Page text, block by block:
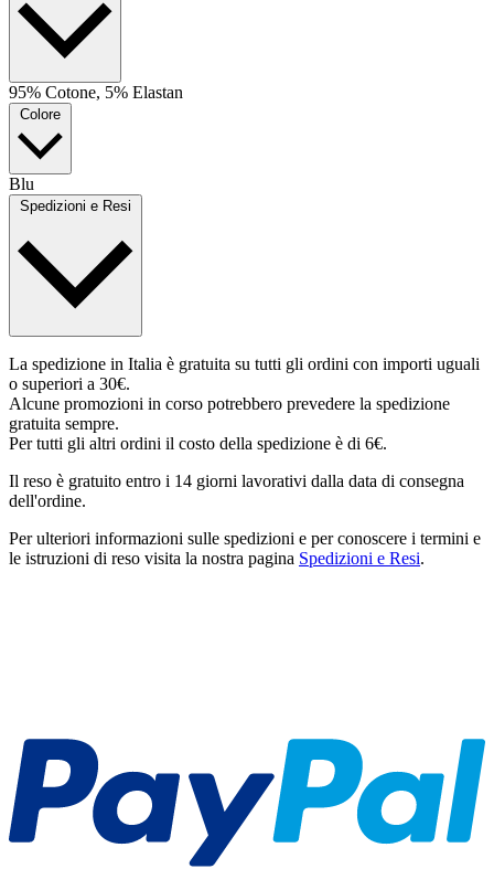
95% Cotone, 5% Elastan
Colore
Blu
Spedizioni e Resi
La spedizione in Italia è gratuita su tutti gli ordini con importi uguali
o superiori a 30€.
Alcune promozioni in corso potrebbero prevedere la spedizione
gratuita sempre.
Per tutti gli altri ordini il costo della spedizione è di 6€.
Il reso è gratuito entro i 14 giorni lavorativi dalla data di consegna
dell'ordine.
Per ulteriori informazioni sulle spedizioni e per conoscere i termini e
le istruzioni di reso visita la nostra pagina Spedizioni e Resi.